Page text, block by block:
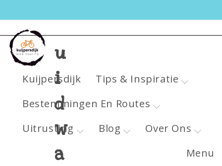
Kuijpersdijk
Tips & Inspiratie
Bestemmingen En Routes
Uitrusting
Blog
Over Ons
Menu
u
i
d
w
a